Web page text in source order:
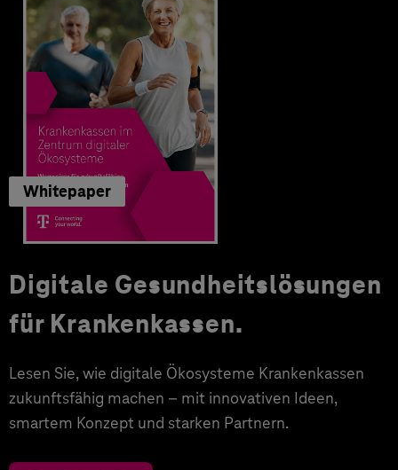
Whitepaper
Digitale Gesundheitslösungen
für Krankenkassen.
Lesen Sie, wie digitale Ökosysteme Krankenkassen
zukunftsfähig machen – mit innovativen Ideen,
smartem Konzept und starken Partnern.